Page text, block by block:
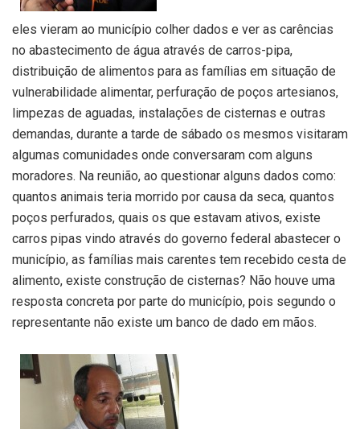
eles vieram ao município colher dados e ver as carências
no abastecimento de água através de carros-pipa,
distribuição de alimentos para as famílias em situação de
vulnerabilidade alimentar, perfuração de poços artesianos,
limpezas de aguadas, instalações de cisternas e outras
demandas, durante a tarde de sábado os mesmos visitaram
algumas comunidades onde conversaram com alguns
moradores. Na reunião, ao questionar alguns dados como:
quantos animais teria morrido por causa da seca, quantos
poços perfurados, quais os que estavam ativos, existe
carros pipas vindo através do governo federal abastecer o
município, as famílias mais carentes tem recebido cesta de
alimento, existe construção de cisternas? Não houve uma
resposta concreta por parte do município, pois segundo o
representante não existe um banco de dado em mãos.